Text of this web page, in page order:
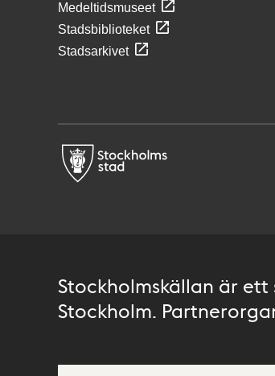
Medeltidsmuseet
Stadsbiblioteket
Stadsarkivet
Stockholmskällan är
Stockholm.